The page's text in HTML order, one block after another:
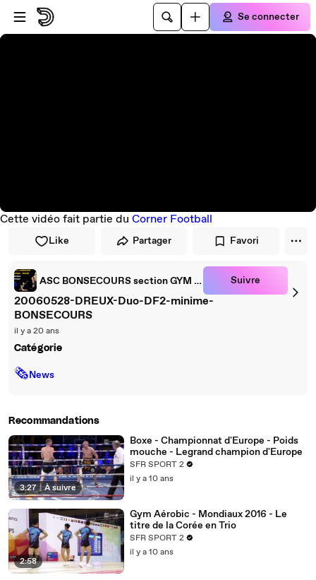
Passer au player
Passer au contenu principal
Se connecter
Cette vidéo fait partie du Corner Football
Like Partager Favori
ASC BONSECOURS section GYM enfants Suivre
20060528-DREUX-Duo-DF2-minime-
BONSECOURS
il y a 20 ans
Catégorie
🗞News
Recommandations
3:27 | À suivre
Boxe - Championnat d'Europe - Poids
mouche - Legrand champion d'Europe
SFR SPORT 2
il y a 10 ans
2:58
Gym Aérobic - Mondiaux 2016 - Le
titre de la Corée en Trio
SFR SPORT 2
il y a 10 ans